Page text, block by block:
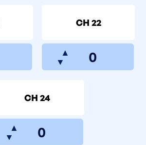
CH 22
▲
▼
CH 24
▲
▼